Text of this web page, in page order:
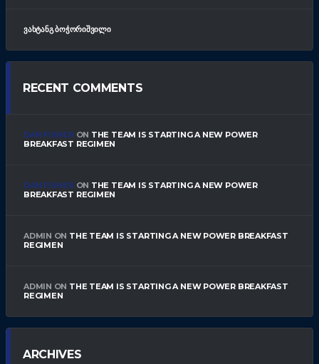
ᲕᲐᲮᲢᲐᲜᲒ ᲑᲝᲭᲝᲠᲘᲨᲕᲘᲚᲘ
RECENT COMMENTS
DAN FISHERON THE TEAM IS STARTING A NEW POWER
BREAKFAST REGIMEN
DAN FISHERON THE TEAM IS STARTING A NEW POWER
BREAKFAST REGIMEN
ADMIN ON THE TEAM IS STARTING A NEW POWER BREAKFAST
REGIMEN
ADMIN ON THE TEAM IS STARTING A NEW POWER BREAKFAST
REGIMEN
ARCHIVES